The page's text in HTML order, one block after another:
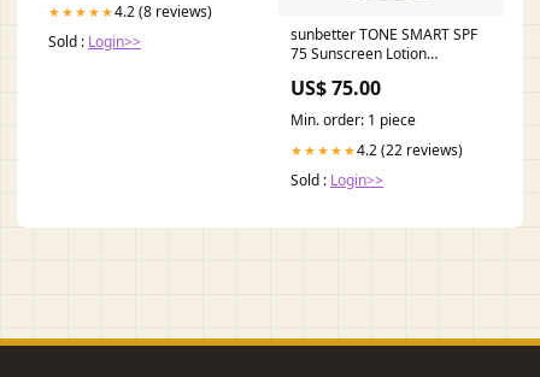
★★★★★4.2 (8 reviews)
Sold : Login>>
sunbetter TONE SMART SPF
75 Sunscreen Lotion
US$ 75.00
Min. order: 1 piece
★★★★★4.2 (22 reviews)
Sold : Login>>